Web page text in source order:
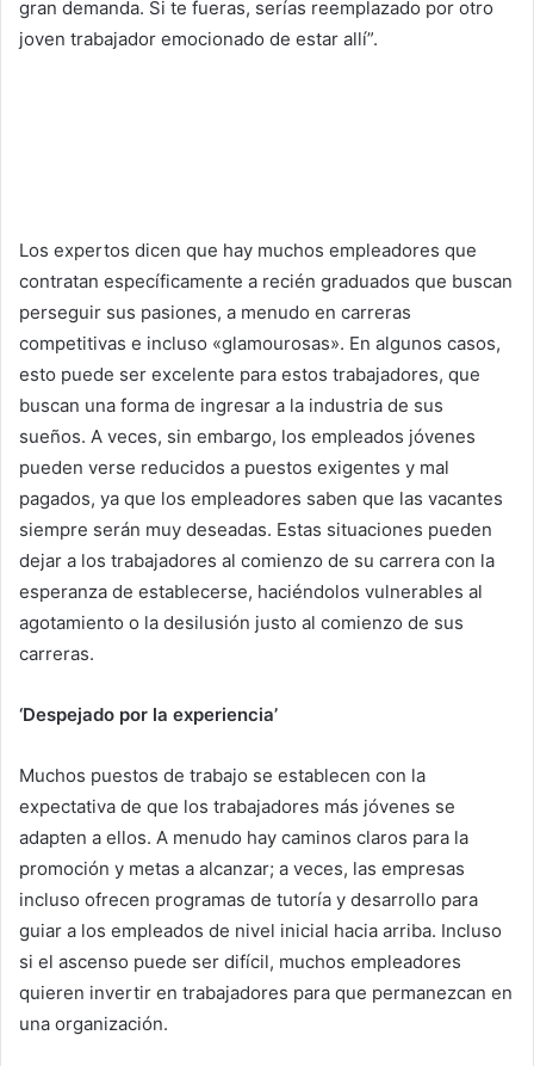
gran demanda. Si te fueras, serías reemplazado por otro
joven trabajador emocionado de estar allí”.
Los expertos dicen que hay muchos empleadores que
contratan específicamente a recién graduados que buscan
perseguir sus pasiones, a menudo en carreras
competitivas e incluso «glamourosas». En algunos casos,
esto puede ser excelente para estos trabajadores, que
buscan una forma de ingresar a la industria de sus
sueños. A veces, sin embargo, los empleados jóvenes
pueden verse reducidos a puestos exigentes y mal
pagados, ya que los empleadores saben que las vacantes
siempre serán muy deseadas. Estas situaciones pueden
dejar a los trabajadores al comienzo de su carrera con la
esperanza de establecerse, haciéndolos vulnerables al
agotamiento o la desilusión justo al comienzo de sus
carreras.
‘Despejado por la experiencia’
Muchos puestos de trabajo se establecen con la
expectativa de que los trabajadores más jóvenes se
adapten a ellos. A menudo hay caminos claros para la
promoción y metas a alcanzar; a veces, las empresas
incluso ofrecen programas de tutoría y desarrollo para
guiar a los empleados de nivel inicial hacia arriba. Incluso
si el ascenso puede ser difícil, muchos empleadores
quieren invertir en trabajadores para que permanezcan en
una organización.